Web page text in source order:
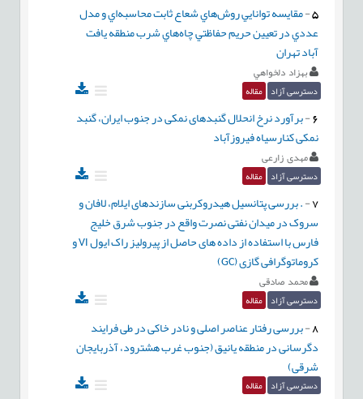
5
-مقايسه توانايي روش‌هاي شعاع ثابت محاسبه‌اي و مدل
عددي در تعيين حريم حفاظتي چاه‌هاي شرب منطقه يافت
آباد تهران
بهزاد دلخواهي
دسترسی آزاد مقاله
6
-برآورد نرخ انحلال گنبدهای نمکی در جنوب ایران، گنبد
نمکی کنارسیاه فیروزآباد
مهدی زارعی
دسترسی آزاد مقاله
7
-. بررسی پتانسیل هیدروکربنی سازندهای ایلام، لافان و
سروک در میدان نفتی نصرت واقع در جنوب شرق خلیج
فارس با استفاده از داده های حاصل از پیرولیز راک ایول VI و
کروماتوگرافی گازی (GC)
محمد صادقی
دسترسی آزاد مقاله
8
-بررسی رفتار عناصر اصلی و نادر خاکی در طی فرایند
دگرسانی در منطقه یانیق (جنوب غرب هشترود، آذربایجان
شرقی)
دسترسی آزاد مقاله